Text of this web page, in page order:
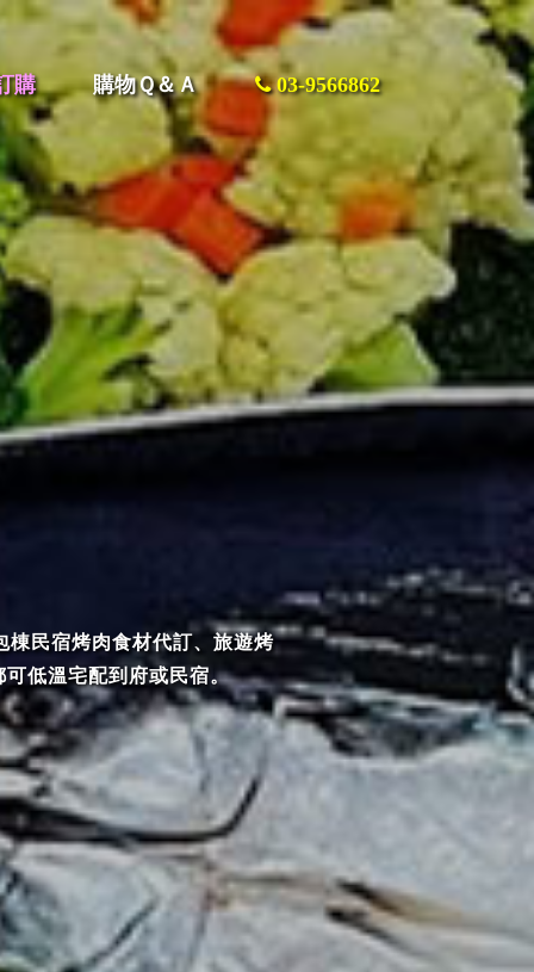
購 購物Ｑ＆Ａ 03-9566862
棟民宿烤肉食材代訂、旅遊烤
低溫宅配到府或民宿。